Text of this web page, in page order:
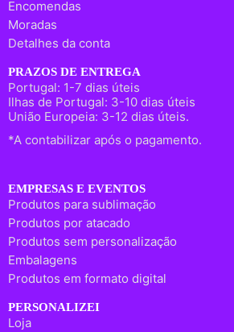
Encomendas
Moradas
Detalhes da conta
PRAZOS DE ENTREGA
Portugal: 1-7 dias úteis
Ilhas de Portugal: 3-10 dias úteis
União Europeia: 3-12 dias úteis.
*A contabilizar após o pagamento.
EMPRESAS E EVENTOS
Produtos para sublimação
Produtos por atacado
Produtos sem personalização
Embalagens
Produtos em formato digital
PERSONALIZEI
Loja